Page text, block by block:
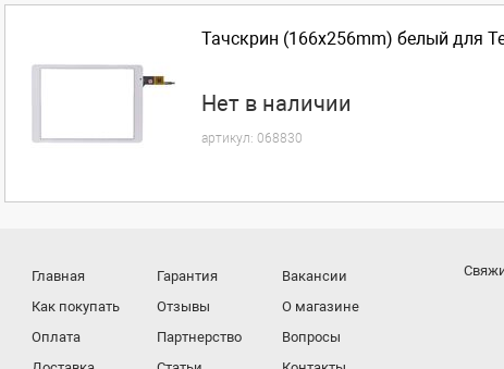
Тачскрин (166x256mm) белый для
Нет в наличии
артикул: 068830
Главная
Как покупать
Оплата
Гарантия
Отзывы
Партнерство
Вакансии
О магазине
Вопросы